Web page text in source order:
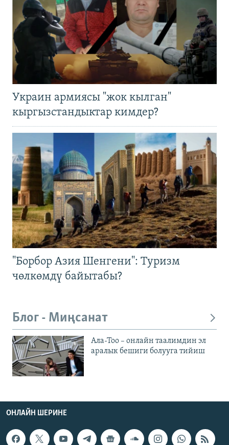
Украин армиясы "жок кылган"
кыргызстандыктар кимдер?
"Борбор Азия Шенгени": Туризм
чөлкөмдү байытабы?
Блог - Миңсанат
Ала-Тоо – онлайн таалимдин эл
аралык бешиги болууга тийиш
ОНЛАЙН ШЕРИНЕ